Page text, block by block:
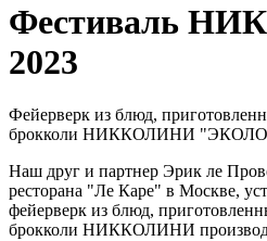
Фестиваль
2023
Фейерверк из блюд,
брокколи НИККОЛИНИ
Наш друг и партнер Эрик ле
ресторана "Ле Каре" в Москве,
фейерверк из блюд,
брокколи НИККОЛИНИ